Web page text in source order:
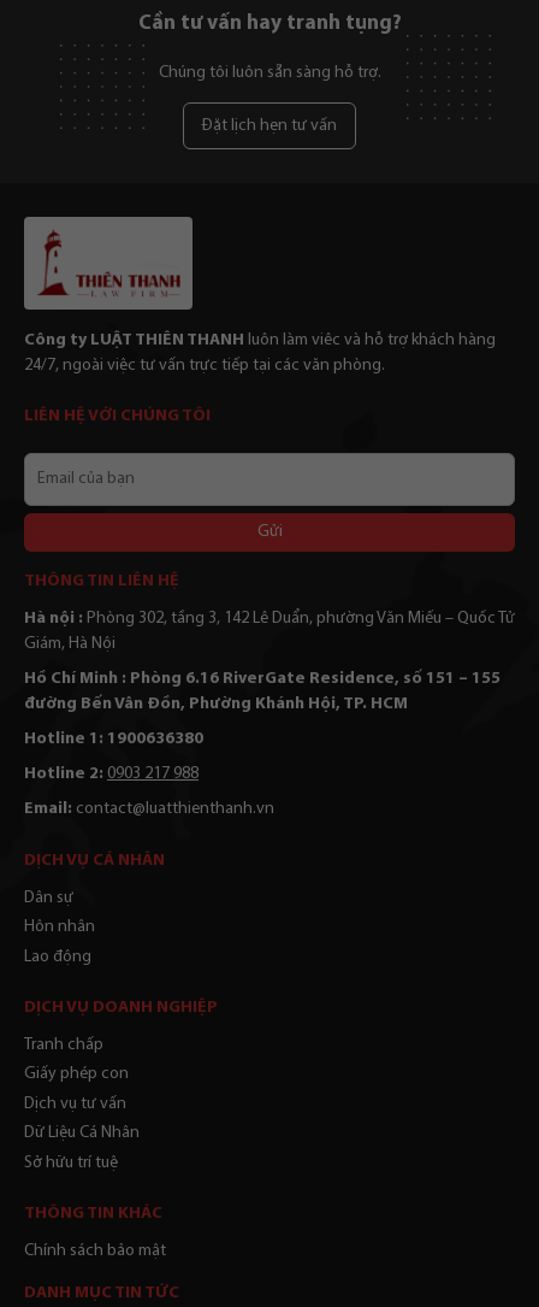
Cần tư vấn hay tranh tụng?
Chúng tôi luôn sẵn sàng hỗ trợ.
Đặt lịch hẹn tư vấn
Công ty LUẬT THIÊN THANH
luôn làm viêc và hỗ trợ khách hàng
24/7, ngoài việc tư vấn trực tiếp tại các văn phòng.
LIÊN HỆ VỚI CHÚNG TÔI
bạn
THÔNG TIN LIÊN HỆ
Hà nội : Phòng 302, tầng 3, 142 Lê Duẩn, phường Văn Miếu – Quốc Tử
Giám, Hà Nội
Hồ Chí Minh : Phòng 6.16 RiverGate Residence, số 151 – 155
đường Bến Vân Đồn, Phường Khánh Hội, TP. HCM
Hotline 1: 1900636380
Hotline 2: 0903 217 988
Email: contact@luatthienthanh.vn
DỊCH VỤ CÁ NHÂN
Dân sự
Hôn nhân
Lao động
DỊCH VỤ DOANH NGHIỆP
Tranh chấp
Giấy phép con
Dịch vụ tư vấn
Dữ Liệu Cá Nhân
Sở hữu trí tuệ
THÔNG TIN KHÁC
Chính sách bảo mật
DANH MỤC TIN TỨC